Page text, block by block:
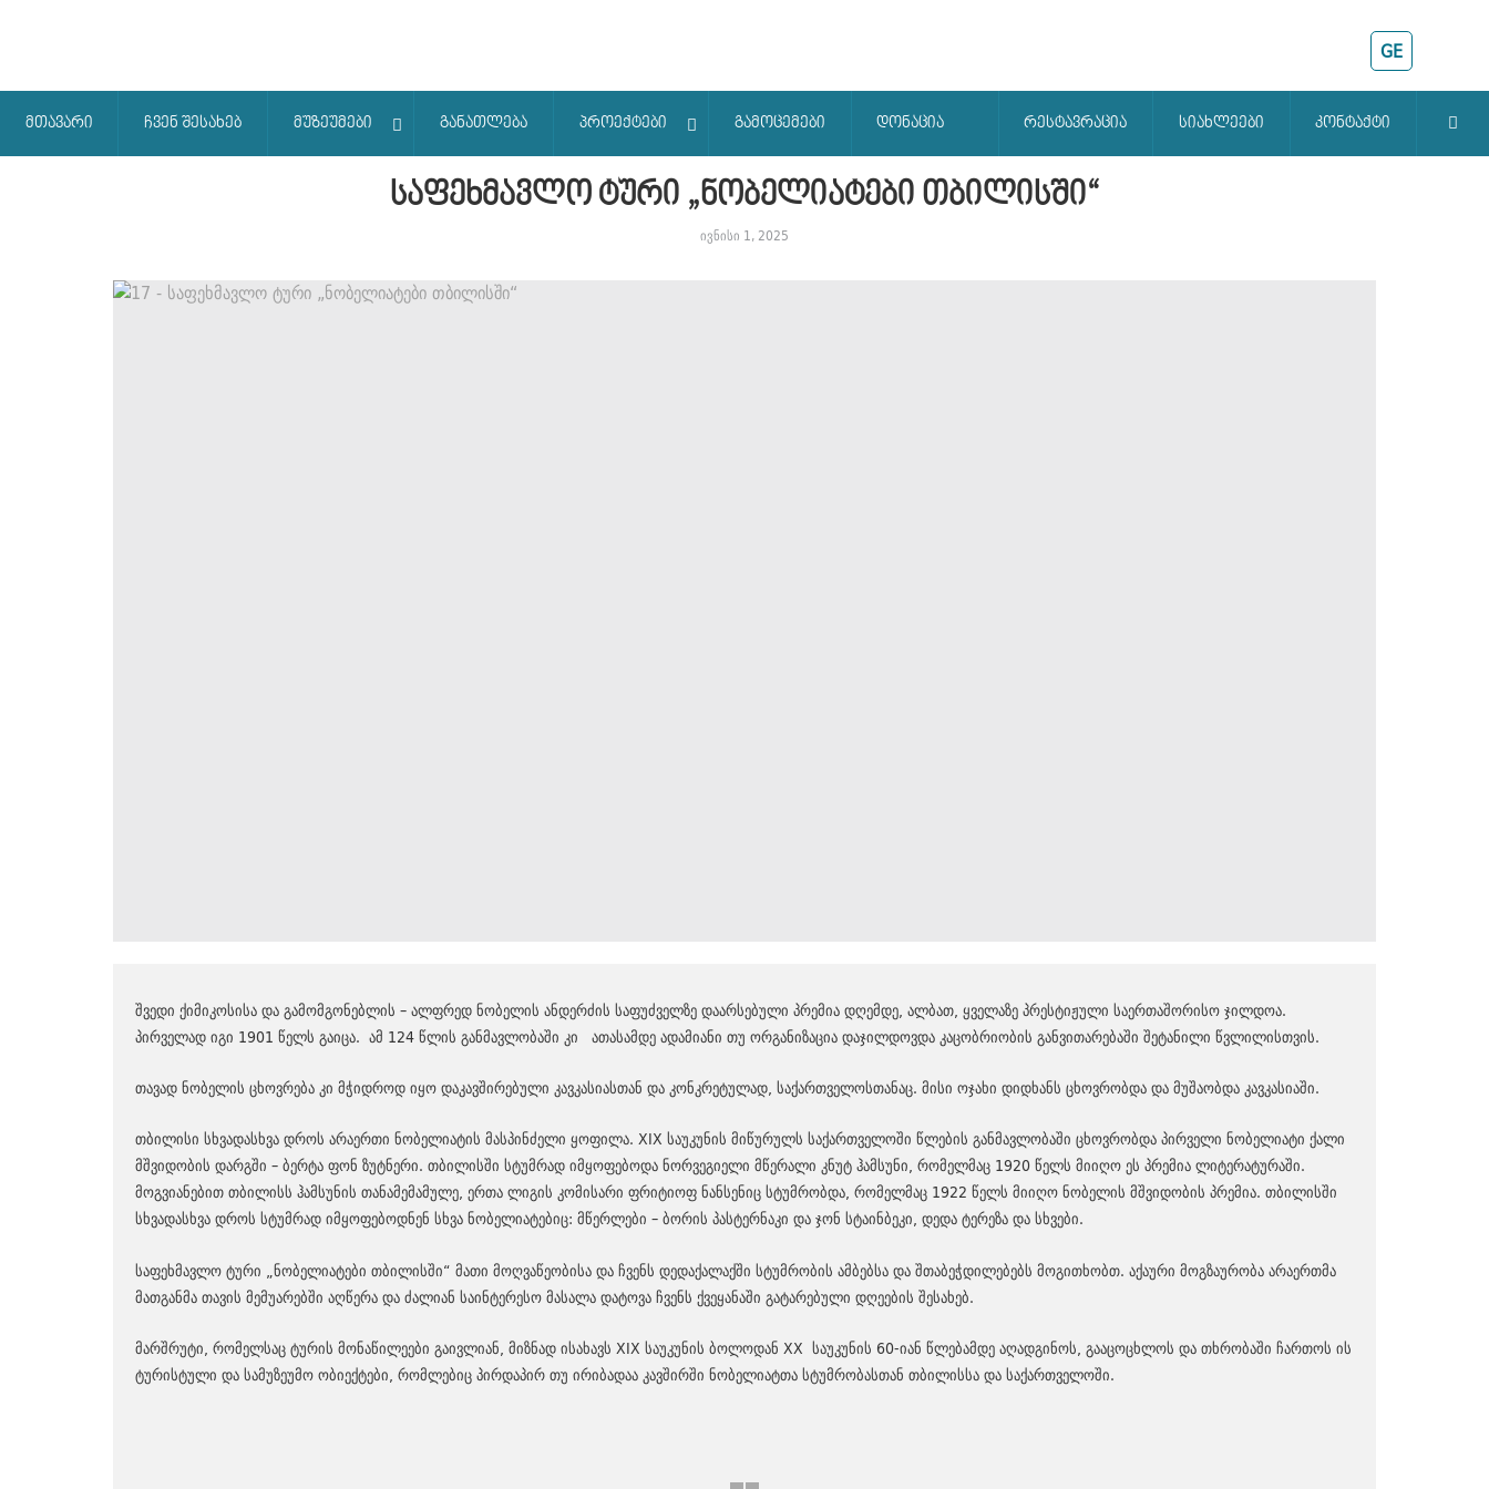
GE
მთავარი ჩვენ შესახებ მუზეუმები განათლება პროექტები გამოცემები დონაცია რესტავრაცია სიახლეები კონტაქტი
საფეხმავლო ტური „ნობელიატები თბილისში“
ივნისი 1, 2025
შვედი ქიმიკოსისა და გამომგონებლის – ალფრედ ნობელის ანდერძის საფუძველზე დაარსებული პრემია დღემდე, ალბათ, ყველაზე პრესტიჟული საერთაშორისო ჯილდოა.
პირველად იგი 1901 წელს გაიცა. ამ 124 წლის განმავლობაში კი ათასამდე ადამიანი თუ ორგანიზაცია დაჯილდოვდა კაცობრიობის განვითარებაში შეტანილი წვლილისთვის.
თავად ნობელის ცხოვრება კი მჭიდროდ იყო დაკავშირებული კავკასიასთან და კონკრეტულად, საქართველოსთანაც. მისი ოჯახი დიდხანს ცხოვრობდა და მუშაობდა კავკასიაში.
თბილისი სხვადასხვა დროს არაერთი ნობელიატის მასპინძელი ყოფილა. XIX საუკუნის მიწურულს საქართველოში წლების განმავლობაში ცხოვრობდა პირველი ნობელიატი ქალი
მშვიდობის დარგში – ბერტა ფონ ზუტნერი. თბილისში სტუმრად იმყოფებოდა ნორვეგიელი მწერალი კნუტ ჰამსუნი, რომელმაც 1920 წელს მიიღო ეს პრემია ლიტერატურაში.
მოგვიანებით თბილისს ჰამსუნის თანამემამულე, ერთა ლიგის კომისარი ფრიტიოფ ნანსენიც სტუმრობდა, რომელმაც 1922 წელს მიიღო ნობელის მშვიდობის პრემია. თბილისში
სხვადასხვა დროს სტუმრად იმყოფებოდნენ სხვა ნობელიატებიც: მწერლები – ბორის პასტერნაკი და ჯონ სტაინბეკი, დედა ტერეზა და სხვები.
საფეხმავლო ტური „ნობელიატები თბილისში“ მათი მოღვაწეობისა და ჩვენს დედაქალაქში სტუმრობის ამბებსა და შთაბეჭდილებებს მოგითხობთ. აქაური მოგზაურობა არაერთმა
მათგანმა თავის მემუარებში აღწერა და ძალიან საინტერესო მასალა დატოვა ჩვენს ქვეყანაში გატარებული დღეების შესახებ.
მარშრუტი, რომელსაც ტურის მონაწილეები გაივლიან, მიზნად ისახავს XIX საუკუნის ბოლოდან XX საუკუნის 60-იან წლებამდე აღადგინოს, გააცოცხლოს და თხრობაში ჩართოს ის
ტურისტული და სამუზეუმო ობიექტები, რომლებიც პირდაპირ თუ ირიბადაა კავშირში ნობელიატთა სტუმრობასთან თბილისსა და საქართველოში.